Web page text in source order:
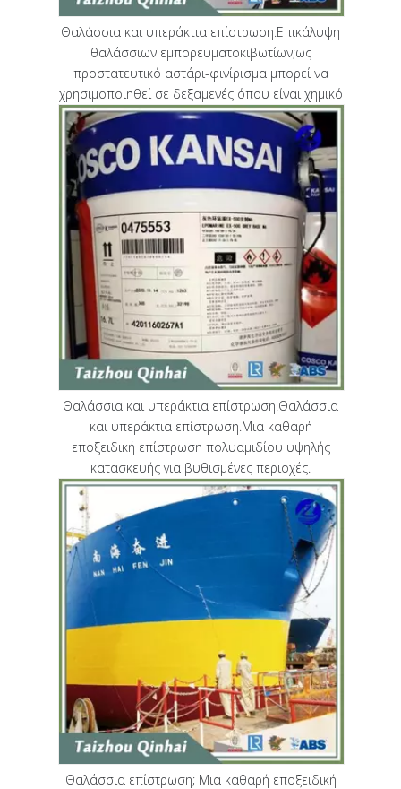
Θαλάσσια και υπεράκτια επίστρωση.Επικάλυψη
θαλάσσιων εμπορευματοκιβωτίων;ως
προστατευτικό αστάρι-φινίρισμα μπορεί να
χρησιμοποιηθεί σε δεξαμενές όπου είναι χημικό
Θαλάσσια και υπεράκτια επίστρωση.Θαλάσσια
και υπεράκτια επίστρωση.Μια καθαρή
εποξειδική επίστρωση πολυαμιδίου υψηλής
κατασκευής για βυθισμένες περιοχές.
Θαλάσσια επίστρωση; Μια καθαρή εποξειδική